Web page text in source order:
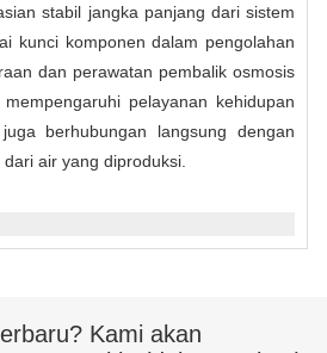
stabil jangka panjang dari sistem
kunci komponen dalam pengolahan
dan perawatan pembalik osmosis
pelayanan kehidupan
berhubungan langsung dengan
air yang diproduksi.
Kami akan